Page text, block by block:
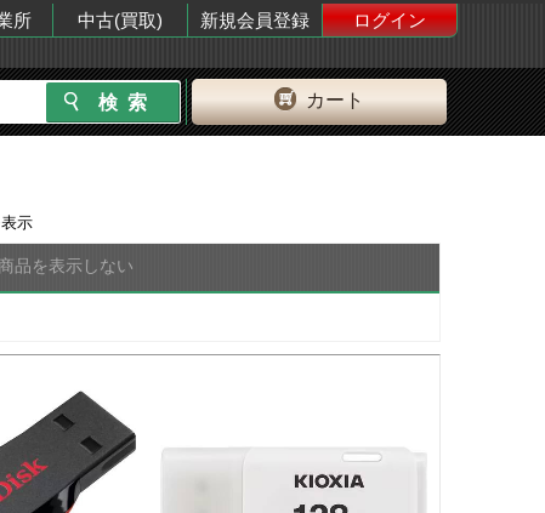
所 中古(買取) 新規会員登録
ログイン
カート
示
品を表示しない